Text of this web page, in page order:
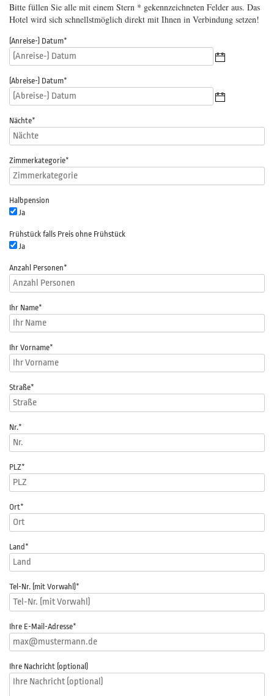
Bitte füllen Sie alle mit einem Stern * gekennzeichneten Felder aus. Das
Hotel wird sich schnellstmöglich direkt mit Ihnen in Verbindung setzen!
(Anreise-) Datum*
(Abreise-) Datum*
Nächte*
Zimmerkategorie*
Halbpension
Ja
Frühstück falls Preis ohne Frühstück
Ja
Anzahl Personen*
Ihr Name*
Ihr Vorname*
Straße*
Nr.*
PLZ*
Ort*
Land*
Tel-Nr. (mit Vorwahl) *
Ihre E-Mail-Adresse*
Ihre Nachricht (optional)